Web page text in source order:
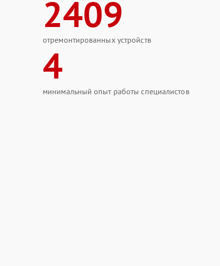
2409
отремонтированных устройств
4
минимальный опыт работы специалистов